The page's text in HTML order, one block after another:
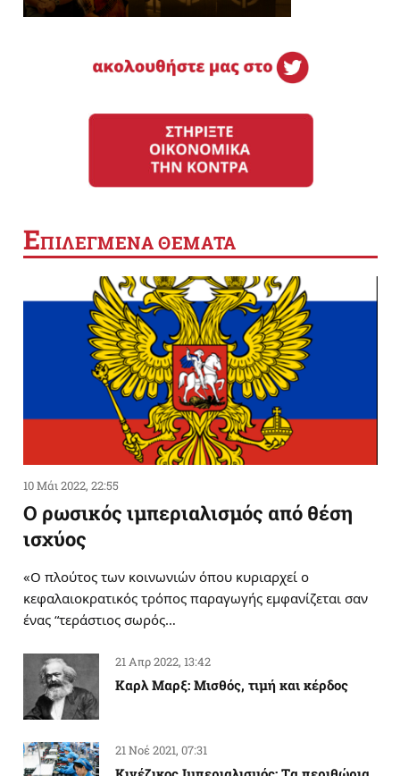
ΕΠΙΛΕΓΜΕΝΑ ΘΕΜΑΤΑ
10 Μάι 2022, 22:55
Ο ρωσικός ιμπεριαλισμός από θέση
ισχύος
«Ο πλούτος των κοινωνιών όπου κυριαρχεί ο
κεφαλαιοκρατικός τρόπος παραγωγής εμφανίζεται σαν
ένας “τεράστιος σωρός…
21 Απρ 2022, 13:42
Καρλ Μαρξ: Μισθός, τιμή και κέρδος
21 Νοέ 2021, 07:31